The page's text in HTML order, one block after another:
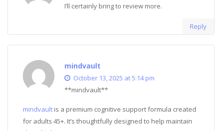
I’ll certainly bring to review more.
Reply
mindvault
October 13, 2025 at 5:14 pm
** mindvault**
mindvault is a premium cognitive support formula created
for adults 45+. It’s thoughtfully designed to help maintain